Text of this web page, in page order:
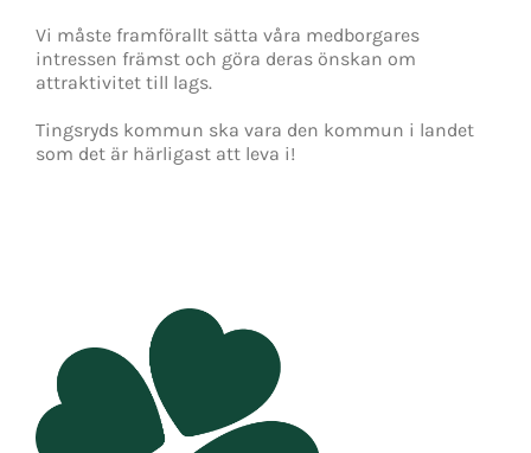
Vi måste framförallt sätta våra medborgares
intressen främst och göra deras önskan om
attraktivitet till lags.
Tingsryds kommun ska vara den kommun i landet
som det är härligast att leva i!